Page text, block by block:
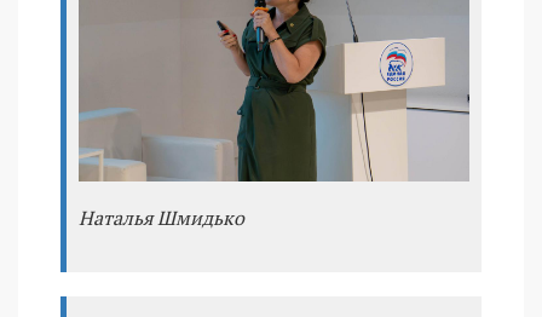
Наталья Шмидько